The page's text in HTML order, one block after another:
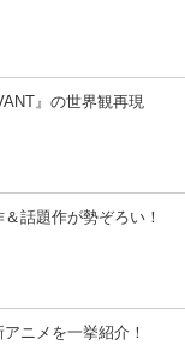
』の世界観再現
話題作が勢ぞろい！
ニメを一挙紹介！